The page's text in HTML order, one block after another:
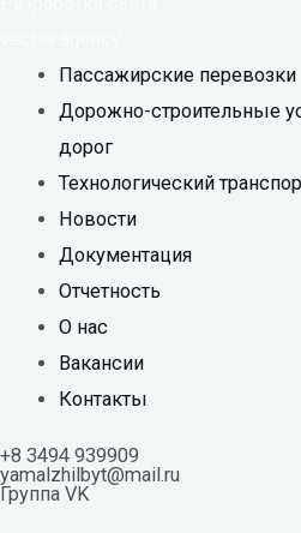
Пассажирские перевозки
Дорожно-строительные
дорог
Технологический
Новости
Документация
Отчетность
О нас
Вакансии
Контакты
+8 3494 939909
yamalzhilbyt@mail.ru
Группа VK